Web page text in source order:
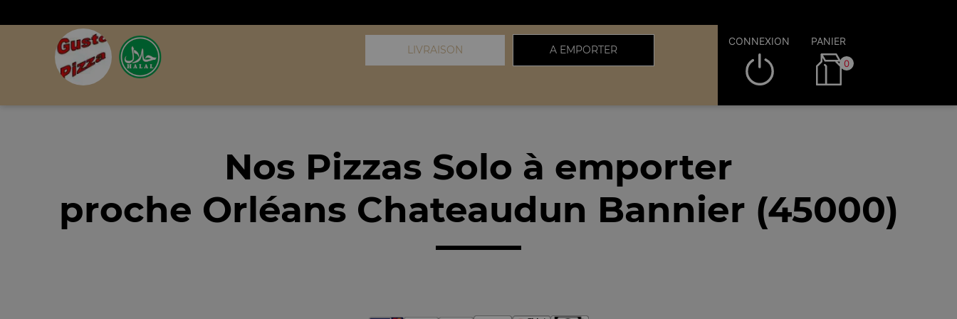
LIVRAISON A EMPORTER
CONNEXION PANIER
0
Nos Pizzas Solo à emporter
proche Orléans Chateaudun Bannier (45000)